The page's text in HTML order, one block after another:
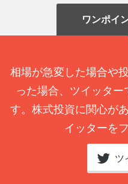
ワンポイ
相場が急変した場合や
った場合、ツイッター
す。株式投資に関心が
イッターを
ツ